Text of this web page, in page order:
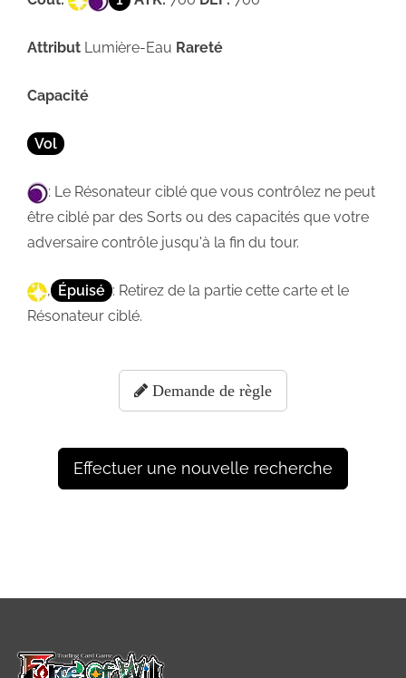
Attribut Lumière-Eau Rareté
Capacité
Vol
: Le Résonateur ciblé que vous contrôlez ne peut
être ciblé par des Sorts ou des capacités que votre
adversaire contrôle jusqu'à la fin du tour.
, Épuisé : Retirez de la partie cette carte et le
Résonateur ciblé.
Demande de règle
Effectuer une nouvelle recherche